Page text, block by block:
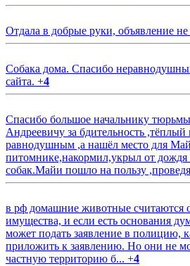
Отдала в добрые руки, объявление не
Собака дома. Спасибо
сайта. +4
Спасибо большое начальнику
Андреевичу за бдительность ,тёплый
равнодушным ,а нашёл место для
питомнике,накормил,укрыл от дождя
собак.Майи пошло на пользу
в рф домашние животные считаются
имущества, и если есть основания
может подать заявление в полицию,
приложить к заявлению. Но они не
частную территорию б... +4